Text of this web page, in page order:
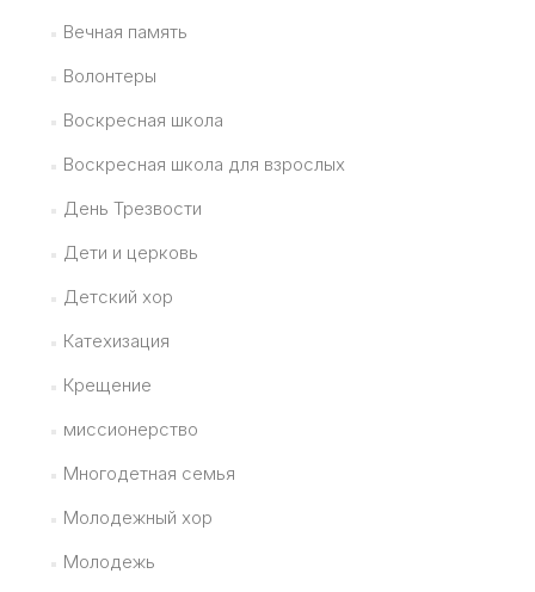
Вечная память
Волонтеры
Воскресная школа
Воскресная школа для взрослых
День Трезвости
Дети и церковь
Детский хор
Катехизация
Крещение
миссионерство
Многодетная семья
Молодежный хор
Молодежь